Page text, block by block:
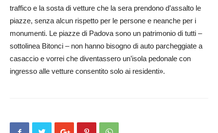
traffico e la sosta di vetture che la sera prendono d’assalto le
piazze, senza alcun rispetto per le persone e neanche per i
monumenti. Le piazze di Padova sono un patrimonio di tutti –
sottolinea Bitonci – non hanno bisogno di auto parcheggiate a
casaccio e vorrei che diventassero un’isola pedonale con
ingresso alle vetture consentito solo ai residenti».